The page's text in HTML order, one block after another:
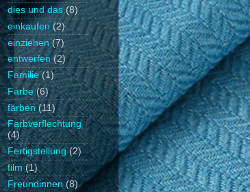
dies und das (8)
einkaufen (2)
einziehen (7)
entwerfen (2)
Familie (1)
Farbe (6)
färben (11)
Farbverflechtung
(4)
Fertigstellung (2)
film (1)
Freundinnen (8)